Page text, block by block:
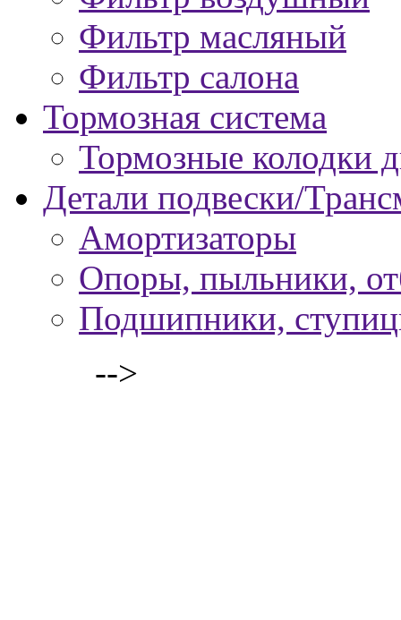
Фильтр масляный
Фильтр салона
Тормозная система
Тормозные колодки
Детали подвески/
Амортизаторы
Опоры, пыльники,
Подшипники,
-->